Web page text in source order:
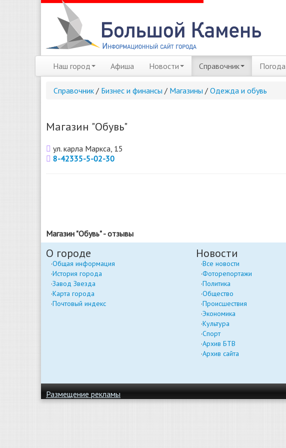
Наш город Афиша Новости Справочник Погода
Справочник / Бизнес и финансы / Магазины / Одежда и обувь
Магазин "Обувь"
ул. карла Маркса, 15
8-42335-5-02-30
Магазин "Обувь" - отзывы
О городе
Общая информация
История города
Завод Звезда
Карта города
Почтовый индекс
Новости
Все новости
Фоторепортажи
Политика
Общество
Происшествия
Экономика
Культура
Спорт
Архив БТВ
Архив сайта
Размещение рекламы